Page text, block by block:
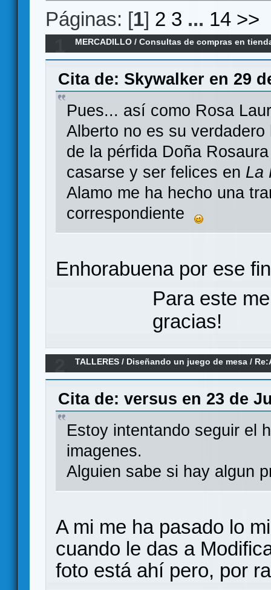
Páginas: [1] 2 3 ... 14 >>
MERCADILLO /Consultas de compras en
equivocada
Cita de: Skywalker en 29
Pues... así como Rosa
Alberto no es su
de la pérfida Doña
casarse y ser felices en La
Alamo me ha hecho una
correspondiente
Enhorabuena por ese
Para este
gracias!
TALLERES / Diseñando un juego de mesa /
Cita de: versus en 23 de
Estoy intentando seguir el
imagenes.
Alguien sabe si hay algun
A mi me ha pasado lo
cuando le das a
foto está ahí pero, por